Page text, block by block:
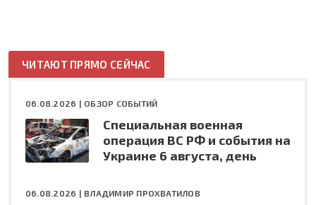
ЧИТАЮТ ПРЯМО СЕЙЧАС
06.08.2026 | ОБЗОР СОБЫТИЙ
Специальная военная
операция ВС РФ и события на
Украине 6 августа, день
06.08.2026 | ВЛАДИМИР ПРОХВАТИЛОВ